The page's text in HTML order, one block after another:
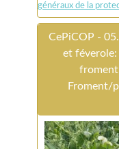
généraux de la
CePiCOP -
et féverole:
froment
Froment/